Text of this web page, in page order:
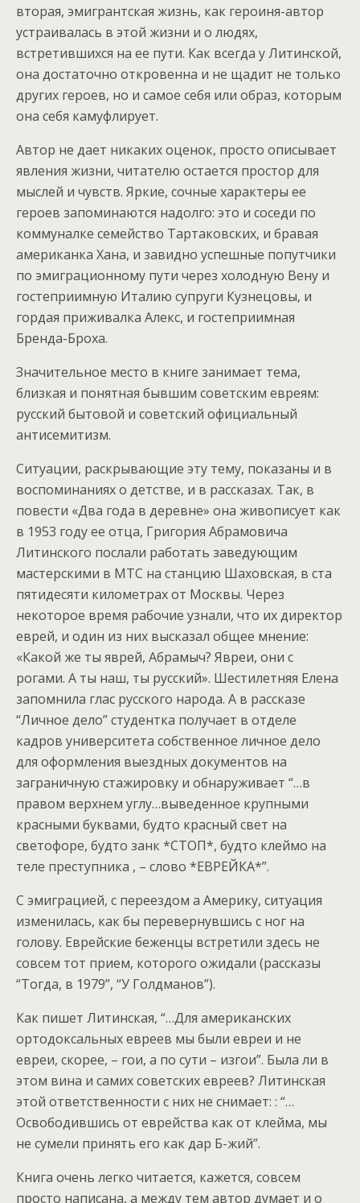
вторая, эмигрантская жизнь, как героиня-автор
устраивалась в этой жизни и о людях,
встретившихся на ее пути. Как всегда у Литинской,
она достаточно откровенна и не щадит не только
других героев, но и самое себя или образ, которым
она себя камуфлирует.
Aвтор не дает никаких оценок, просто описывает
явления жизни, читателю остается простор для
мыслей и чувств. Яркие, сочные характеры ее
героев запоминаются надолго: это и соседи по
коммуналке семейство Тартаковских, и бравая
американка Хана, и завидно успешные попутчики
по эмиграционному пути через холодную Вену и
гостеприимную Италию супруги Кузнецовы, и
гордая приживалка Алекс, и гостеприимная
Бренда-Броха.
Значительное место в книге занимает тема,
близкая и понятная бывшим советским евреям:
русский бытовой и советский официальный
антисемитизм.
Ситуации, раскрывающие эту тему, показаны и в
воспоминаниях о детстве, и в рассказах. Так, в
повести «Два года в деревне» она живописует как
в 1953 году ее отца, Григория Абрамовича
Литинского послали работать заведующим
мастерскими в МТС на станцию Шаховская, в ста
пятидесяти километрах от Москвы. Через
некоторое время рабочие узнали, что их директор
еврей, и один из них высказал общее мнение:
«Какой же ты яврей, Абрамыч? Явреи, они с
рогами. А ты наш, ты русский». Шестилетняя Елена
запомнила глас русского народа. А в рассказе
“Личное дело” студентка получает в отделе
кадров университета собственное личное дело
для оформления выездных документов на
заграничную стажировку и обнаруживает “…в
правом верхнем углу…выведенное крупными
красными буквами, будто красный свет на
светофоре, будто занк *СТОП*, будто клеймо на
теле преступника , – слово *ЕВРЕЙКА*”.
С эмиграцией, с переездом а Америку, ситуация
изменилась, как бы перевернувшись с ног на
голову. Еврейские беженцы встретили здесь не
совсем тот прием, которого ожидали (рассказы
“Тогда, в 1979”, “У Голдманов”).
Как пишет Литинская, “…Для американских
ортодоксальных евреев мы были евреи и не
евреи, скорее, – гои, а по сути – изгои”. Была ли в
этом вина и самих советских евреев? Литинская
этой ответственности с них не снимает: : “…
Освободившись от еврейства как от клейма, мы
не сумели принять его как дар Б-жий”.
Книга очень легко читается, кажется, совсем
просто написана, а между тем автор думает и о